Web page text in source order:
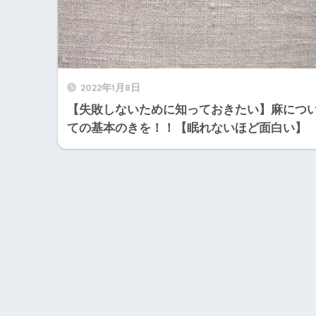
2022年1月8日
【失敗しないために知っておきたい】麻につ
ての基本のきを！！【眠れないほど面白い】